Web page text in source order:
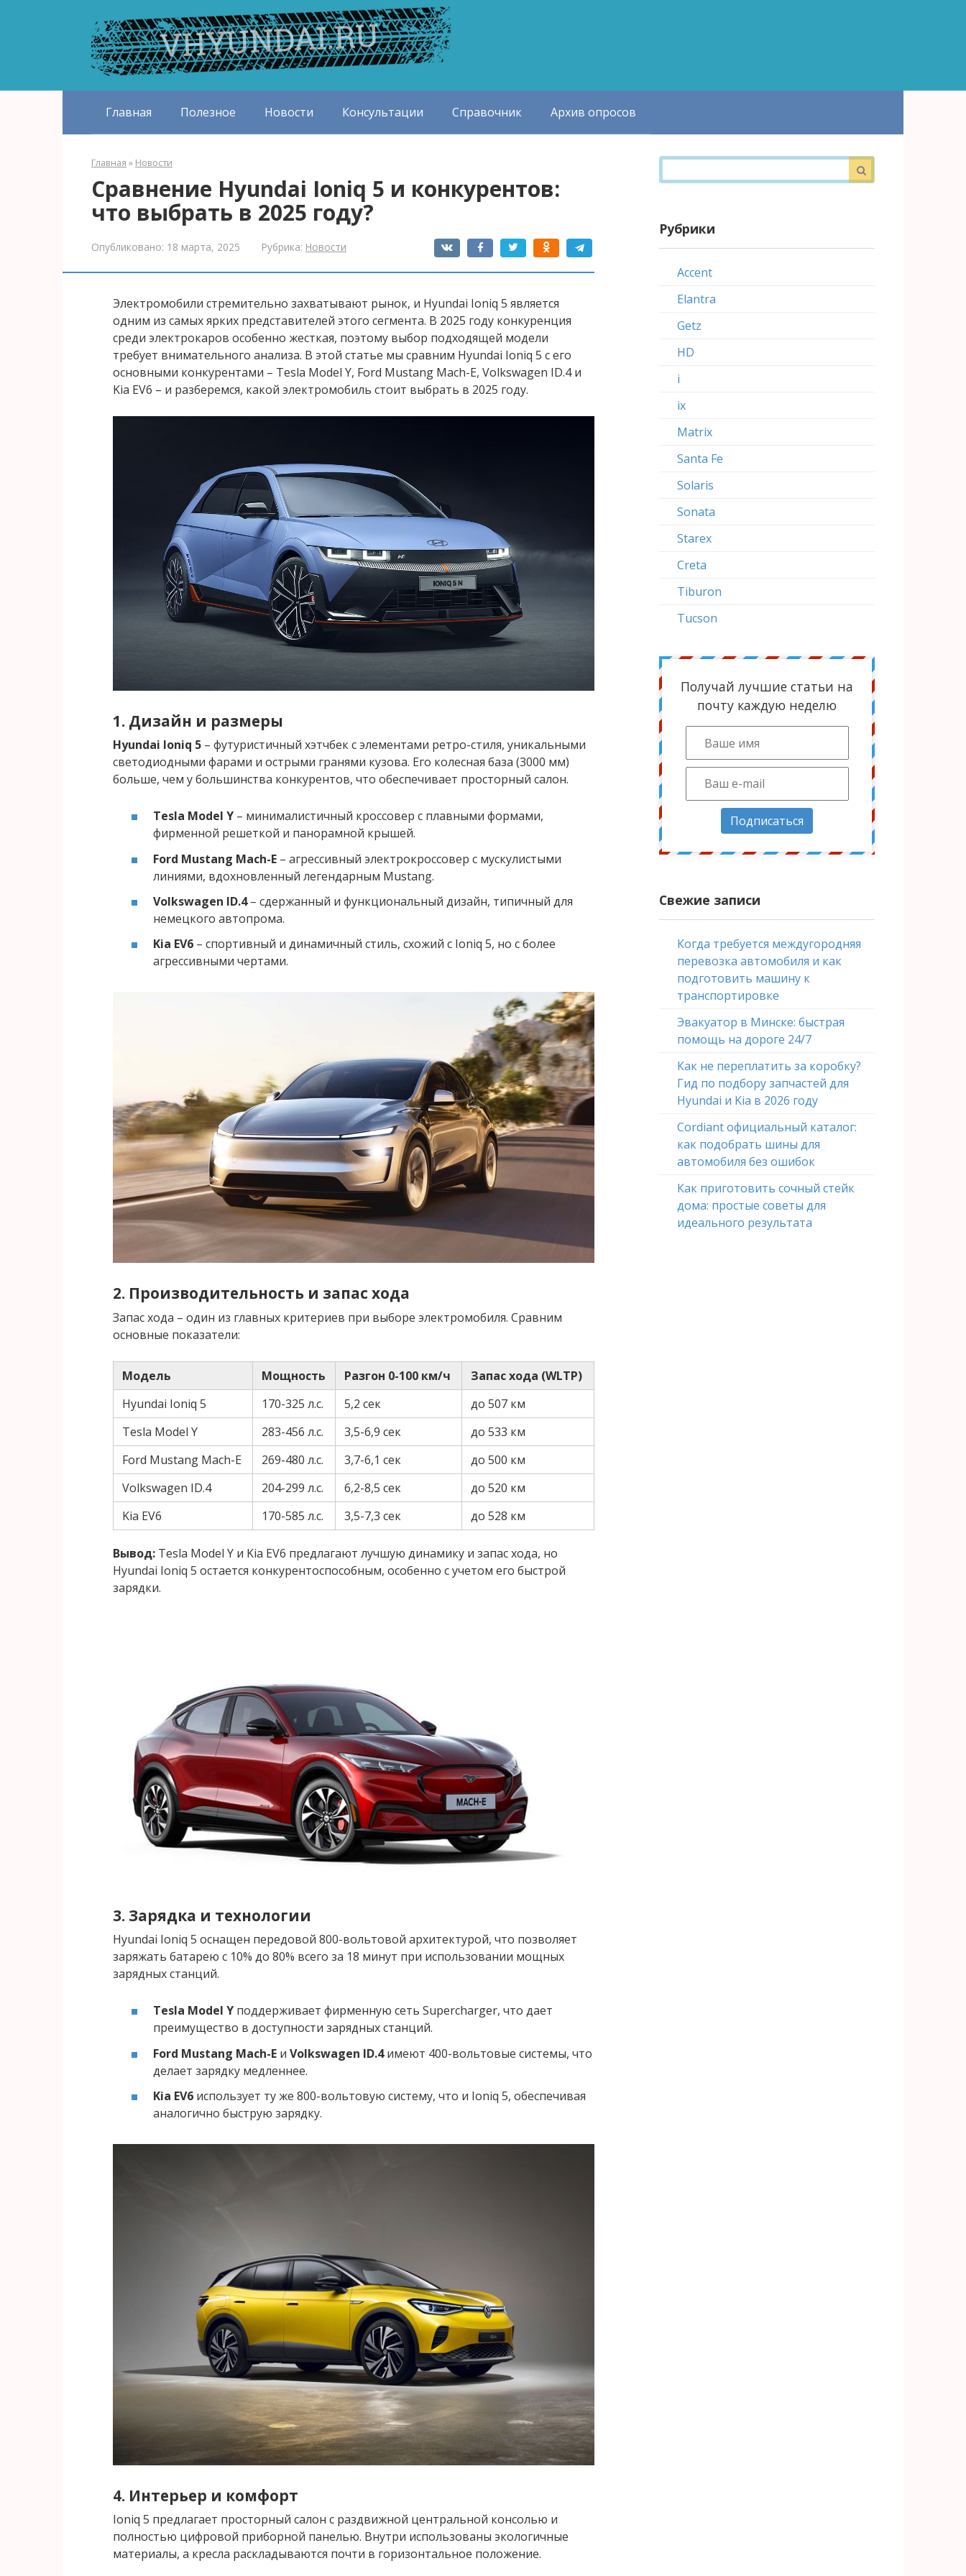
Главная Полезное Новости Консультации Справочник Архив опросов
Главная » Новости
Сравнение Hyundai Ioniq 5 и конкурентов:
что выбрать в 2025 году?
Опубликовано: 18 марта, 2025 Рубрика: Новости
Электромобили стремительно захватывают рынок, и Hyundai Ioniq 5 является
одним из самых ярких представителей этого сегмента. В 2025 году конкуренция
среди электрокаров особенно жесткая, поэтому выбор подходящей модели
требует внимательного анализа. В этой статье мы сравним Hyundai Ioniq 5 с его
основными конкурентами – Tesla Model Y, Ford Mustang Mach-E, Volkswagen ID.4 и
Kia EV6 – и разберемся, какой электромобиль стоит выбрать в 2025 году.
1. Дизайн и размеры
Hyundai Ioniq 5 – футуристичный хэтчбек с элементами ретро-стиля, уникальными
светодиодными фарами и острыми гранями кузова. Его колесная база (3000 мм)
больше, чем у большинства конкурентов, что обеспечивает просторный салон.
Tesla Model Y – минималистичный кроссовер с плавными формами,
фирменной решеткой и панорамной крышей.
Ford Mustang Mach-E – агрессивный электрокроссовер с мускулистыми
линиями, вдохновленный легендарным Mustang.
Volkswagen ID.4– сдержанный и функциональный дизайн, типичный для
немецкого автопрома.
Kia EV6 – спортивный и динамичный стиль, схожий с Ioniq 5, но с более
агрессивными чертами.
2. Производительность и запас хода
Запас хода – один из главных критериев при выборе электромобиля. Сравним
основные показатели:
Модель Мощность Разгон 0-100 км/ч
Запас хода (WLTP)
Hyundai Ioniq 5
170-325 л.с. 5,2 сек
до 507 км
Tesla Model Y
283-456 л.с. 3,5-6,9 сек
до 533 км
Ford Mustang Mach-E
269-480 л.с. 3,7-6,1 сек
до 500 км
Volkswagen ID.4
204-299 л.с. 6,2-8,5 сек
до 520 км
Kia EV6
170-585 л.с. 3,5-7,3 сек до 528 км
Вывод: Tesla Model Y и Kia EV6 предлагают лучшую динамику и запас хода, но
Hyundai Ioniq 5 остается конкурентоспособным, особенно с учетом его быстрой
зарядки.
3. Зарядка и технологии
Hyundai Ioniq 5 оснащен передовой 800-вольтовой архитектурой, что позволяет
заряжать батарею с 10% до 80% всего за 18 минут при использовании мощных
зарядных станций.
Tesla Model Y поддерживает фирменную сеть Supercharger, что дает
преимущество в доступности зарядных станций.
Ford Mustang Mach-E и Volkswagen ID.4имеют 400-вольтовые системы, что
делает зарядку медленнее.
Kia EV6 использует ту же 800-вольтовую систему, что и Ioniq 5, обеспечивая
аналогично быструю зарядку.
4. Интерьер и комфорт
Ioniq 5 предлагает просторный салон с раздвижной центральной консолью и
полностью цифровой приборной панелью. Внутри использованы экологичные
материалы, а кресла раскладываются почти в горизонтальное положение.
Поиск:
Рубрики
Accent
Elantra
Getz
HD
i
ix
Matrix
Santa Fe
Solaris
Sonata
Starex
Creta
Tiburon
Tucson
Получай лучшие статьи на
почту каждую неделю
Подписаться
Свежие записи
Когда требуется междугородняя
перевозка автомобиля и как
подготовить машину к
транспортировке
Эвакуатор в Минске: быстрая
помощь на дороге 24/7
Как не переплатить за коробку?
Гид по подбору запчастей для
Hyundai и Kia в 2026 году
Cordiant официальный каталог:
как подобрать шины для
автомобиля без ошибок
Как приготовить сочный стейк
дома: простые советы для
идеального результата